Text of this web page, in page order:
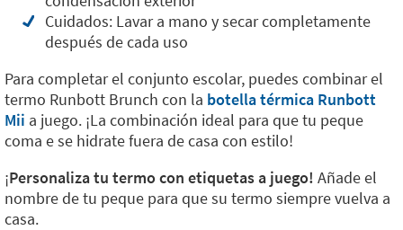
Cuidados: Lavar a mano y secar completamente
después de cada uso
Para completar el conjunto escolar, puedes combinar el
termo Runbott Brunch con la botella térmica Runbott
Mii a juego. ¡La combinación ideal para que tu peque
coma e se hidrate fuera de casa con estilo!
¡Personaliza tu termo con etiquetas a juego! Añade el
nombre de tu peque para que su termo siempre vuelva a
casa.